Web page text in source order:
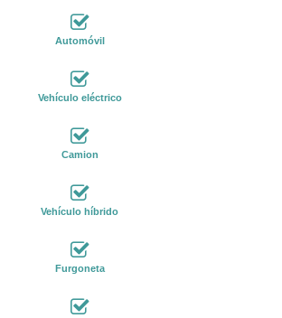
Automóvil
Vehículo eléctrico
Camion
Vehículo híbrido
Furgoneta